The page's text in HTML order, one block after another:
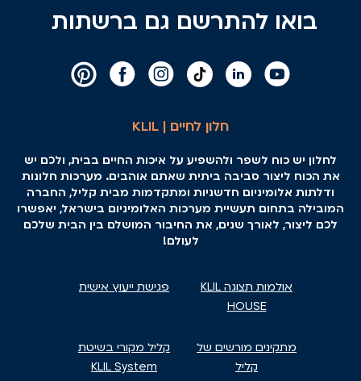
בואו להתרשם גם ברשתות
חלון לחיים | KLIL
לחלון יש כוח לשפר ולהשפיע על איכות החיים בבית, ולכם יש
את הכוח ליצור סביבה ביתית שאתם אוהבים. מערכות חלונות
ודלתות אלומיניום חדשניות ומתקדמות מבית קליל, החברה
המובילה בתחום תעשיית מערכות האלומיניום בישראל, יאפשרו
לכם ליצור, לאורך שנים, את החיבור המושלם בין הבית שלכם
לעולם!
אולמות תצוגה KLIL
HOUSE
פגישת ייעוץ אישית
מתקינים מורשים של
קליל
קליל מקורי בשיטת
KLIL System